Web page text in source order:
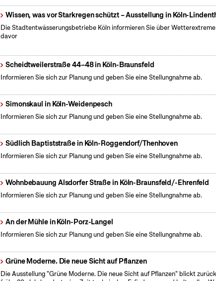
Wissen, was vor Starkregen schützt – Ausstellung in Köln-
Die Stadtentwässerungsbetriebe Köln informieren Sie über
davor
Scheidtweilerstraße 44–48 in Köln-Braunsfeld
Informieren Sie sich zur Planung und geben Sie eine Stellungnahme ab.
Simonskaul in Köln-Weidenpesch
Informieren Sie sich zur Planung und geben Sie eine Stellungnahme ab.
Südlich Baptiststraße in Köln-Roggendorf/Thenhoven
Informieren Sie sich zur Planung und geben Sie eine Stellungnahme ab.
Wohnbebauung Alsdorfer Straße in Köln-Braunsfeld/-Ehrenfeld
Informieren Sie sich zur Planung und geben Sie eine Stellungnahme ab.
An der Mühle in Köln-Porz-Langel
Informieren Sie sich zur Planung und geben Sie eine Stellungnahme ab.
Grüne Moderne. Die neue Sicht auf Pflanzen
Die Ausstellung "Grüne Moderne. Die neue Sicht auf Pflanzen" blickt